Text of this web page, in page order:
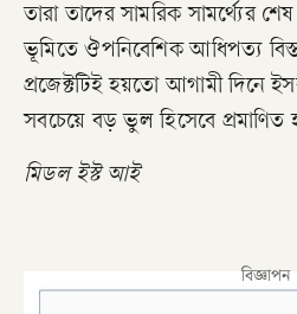
তারা তাদের সামরিক সামর্থ্যের
ভূমিতে ঔপনিবেশিক আধিপত্য
প্রজেক্টটিই হয়তো আগামী দিনে
সবচেয়ে বড় ভুল হিসেবে প্রমাণিত
মিডল ইস্ট আই
বিজ্ঞাপন